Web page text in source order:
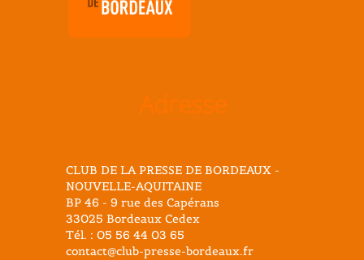
CLUB DE LA PRESSE DE BORDEAUX -
NOUVELLE-AQUITAINE
BP 46 - 9 rue des Capérans
33025 Bordeaux Cedex
Tél. : 05 56 44 03 65
contact@club-presse-bordeaux.fr